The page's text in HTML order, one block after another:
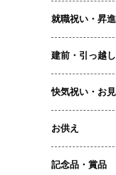
就職祝い・昇
建前・引っ越し
快気祝い・お
お供え
記念品・賞品